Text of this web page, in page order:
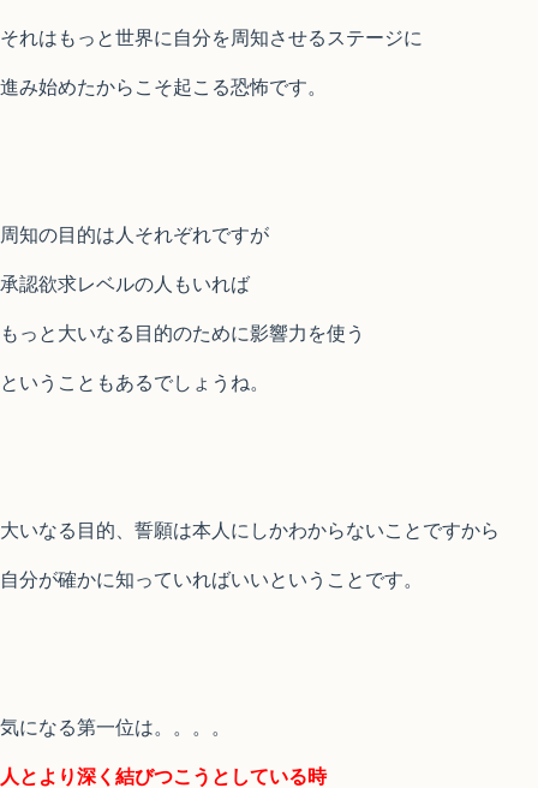
それはもっと世界に自分を周知させるステージに
進み始めたからこそ起こる恐怖です。
周知の目的は人それぞれですが
承認欲求レベルの人もいれば
もっと大いなる目的のために影響力を使う
ということもあるでしょうね。
大いなる目的、誓願は本人にしかわからないことですから
自分が確かに知っていればいいということです。
気になる第一位は。。。。
人とより深く結びつこうとしている時